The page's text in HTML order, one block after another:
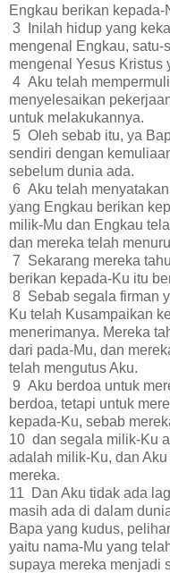
Engkau berikan kepada-
3 Inilah hidup yang
mengenal Engkau, satu-
mengenal Yesus Kristus
4 Aku telah
menyelesaikan
untuk melakukannya.
5 Oleh sebab itu, ya
sendiri dengan
sebelum dunia ada.
6 Aku telah
yang Engkau berikan
milik-Mu dan Engkau
dan mereka telah
7 Sekarang mereka
berikan kepada-Ku itu
8 Sebab segala firman
Ku telah Kusampaikan
menerimanya. Mereka
dari pada-Mu, dan
telah mengutus Aku.
9 Aku berdoa untuk
berdoa, tetapi untuk
kepada-Ku, sebab
10 dan segala milik-Ku
adalah milik-Ku, dan
mereka.
11 Dan Aku tidak ada
masih ada di dalam
Bapa yang kudus,
yaitu nama-Mu yang
supaya mereka menjadi